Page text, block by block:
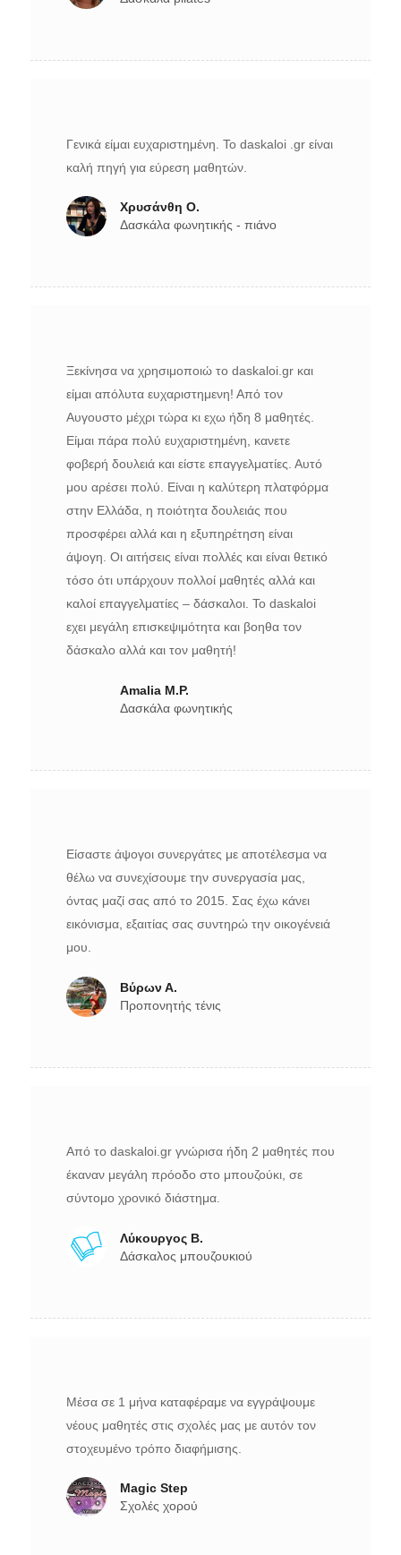
Γενικά είμαι ευχαριστημένη. Το daskaloi .gr είναι
καλή πηγή για εύρεση μαθητών.
Χρυσάνθη Ο.
Δασκάλα φωνητικής - πιάνο
Ξεκίνησα να χρησιμοποιώ το daskaloi.gr και
είμαι απόλυτα ευχαριστημενη! Από τον
Αυγουστο μέχρι τώρα κι εχω ήδη 8 μαθητές.
Είμαι πάρα πολύ ευχαριστημένη, κανετε
φοβερή δουλειά και είστε επαγγελματίες. Αυτό
μου αρέσει πολύ. Είναι η καλύτερη πλατφόρμα
στην Ελλάδα, η ποιότητα δουλειάς που
προσφέρει αλλά και η εξυπηρέτηση είναι
άψογη. Οι αιτήσεις είναι πολλές και είναι θετικό
τόσο ότι υπάρχουν πολλοί μαθητές αλλά και
καλοί επαγγελματίες – δάσκαλοι. Το daskaloi
εχει μεγάλη επισκεψιμότητα και βοηθα τον
δάσκαλο αλλά και τον μαθητή!
Amalia M.P.
Δασκάλα φωνητικής
Είσαστε άψογοι συνεργάτες με αποτέλεσμα να
θέλω να συνεχίσουμε την συνεργασία μας,
όντας μαζί σας από το 2015. Σας έχω κάνει
εικόνισμα, εξαιτίας σας συντηρώ την οικογένειά
μου.
Βύρων Α.
Προπονητής τένις
Από το daskaloi.gr γνώρισα ήδη 2 μαθητές που
έκαναν μεγάλη πρόοδο στο μπουζούκι, σε
σύντομο χρονικό διάστημα.
Λύκουργος Β.
Δάσκαλος μπουζουκιού
Μέσα σε 1 μήνα καταφέραμε να εγγράψουμε
νέους μαθητές στις σχολές μας με αυτόν τον
στοχευμένο τρόπο διαφήμισης.
Magic Step
Σχολές χορού